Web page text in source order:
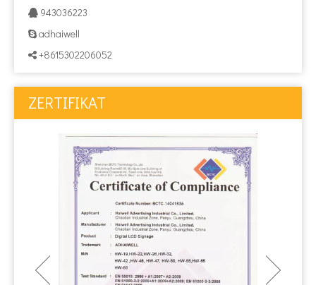
 943036223
 adhaiwell
 +8615302206052
ZERTIFIKAT